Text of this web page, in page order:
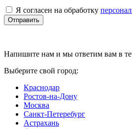
Я согласен на обработку
Отправить
Напишите нам и мы ответим вам в
Выберите свой город:
Краснодар
Ростов-на-Дону
Москва
Санкт-Петеребург
Астрахань